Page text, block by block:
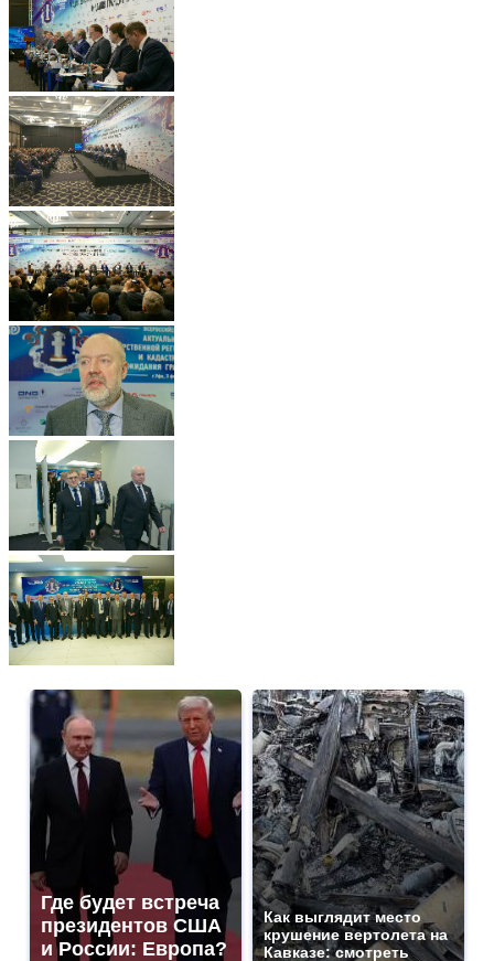
Где будет встреча
президентов США
и России: Европа?
Как выглядит место
крушение вертолета на
Кавказе: смотреть